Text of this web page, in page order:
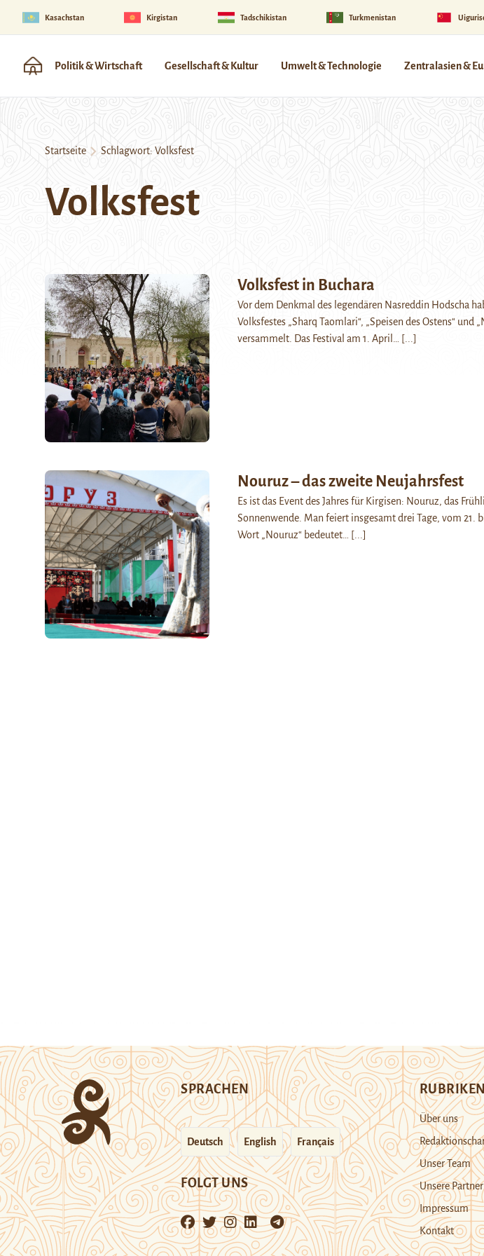
Kasachstan Kirgistan Tadschikistan Turkmenistan
Politik & Wirtschaft Gesellschaft & Kultur Umwelt & Technologie Zentralasien &
Startseite Schlagwort: Volksfest
Volksfest
Volksfest in Buchara
Vor dem Denkmal des legendären Nasreddin Hodscha
Volksfestes „Sharq Taomlari“, „Speisen des Ostens“ und
versammelt. Das Festival am 1. April…
[...]
Nouruz – das zweite Neujahrsfest
Es ist das Event des Jahres für Kirgisen: Nouruz, das
Sonnenwende. Man feiert insgesamt drei Tage, vom 21.
Wort „Nouruz“ bedeutet…
[...]
SPRACHEN
Deutsch English Français
FOLGT UNS
Über uns
Unser Team
Unsere Partner
Impressum
Kontakt